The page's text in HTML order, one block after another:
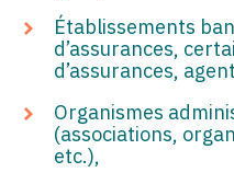
Établissements
d’assurances,
d’assurances,
Organismes
(associations,
etc.),